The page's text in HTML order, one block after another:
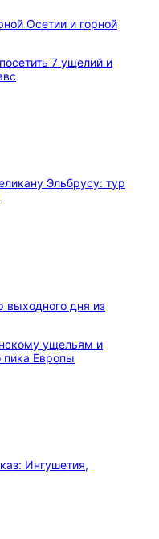
Осетии и горной
7 ущелий и
выходного дня из
ущельям и
пика Европы